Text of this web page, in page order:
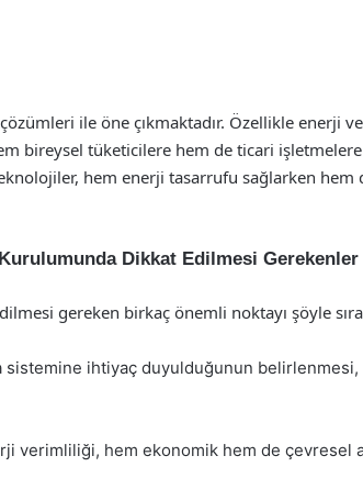
ile öne çıkmaktadır. Özellikle enerji
bireysel tüketicilere hem de ticari
hem enerji tasarrufu sağlarken hem
Dikkat Edilmesi Gerekenler
gereken birkaç önemli noktayı şöyle
sistemine ihtiyaç duyulduğunun
verimliliği, hem ekonomik hem de çevresel